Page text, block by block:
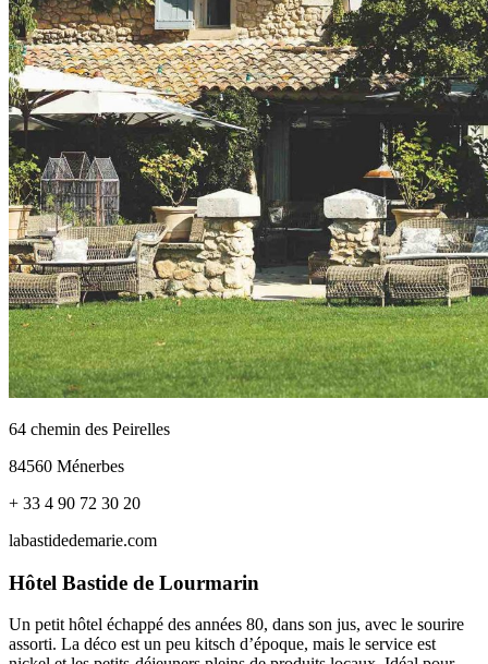
64 chemin des Peirelles
84560 Ménerbes
+ 33 4 90 72 30 20
labastidedemarie.com
Hôtel Bastide de Lourmarin
Un petit hôtel échappé des années 80, dans son jus, avec le sourire
assorti. La déco est un peu kitsch d’époque, mais le service est